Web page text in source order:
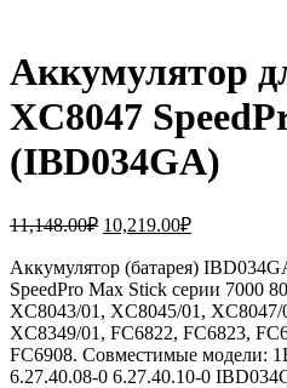
Аккумулятор
XC8047
(IBD034GA)
11,148.00₽ Первоначальная
составляла
11,148.00₽.
10,219.00₽Текущая
10,219.00₽.
Аккумулятор (батарея)
SpeedPro Max Stick серии 7000
XC8043/01, XC8045/01,
XC8349/01, FC6822, FC6823,
FC6908. Совместимые модели:
6.27.40.08-0 6.27.40.10-0